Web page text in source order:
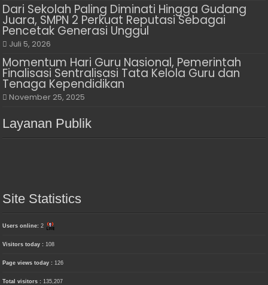
Dari Sekolah Paling Diminati Hingga Gudang
Juara, SMPN 2 Perkuat Reputasi Sebagai
Pencetak Generasi Unggul
Juli 5, 2026
Momentum Hari Guru Nasional, Pemerintah
Finalisasi Sentralisasi Tata Kelola Guru dan
Tenaga Kependidikan
November 25, 2025
Layanan Publik
Site Statistics
Users online:2
Visitors today : 108
Page views today : 126
Total visitors : 135,207